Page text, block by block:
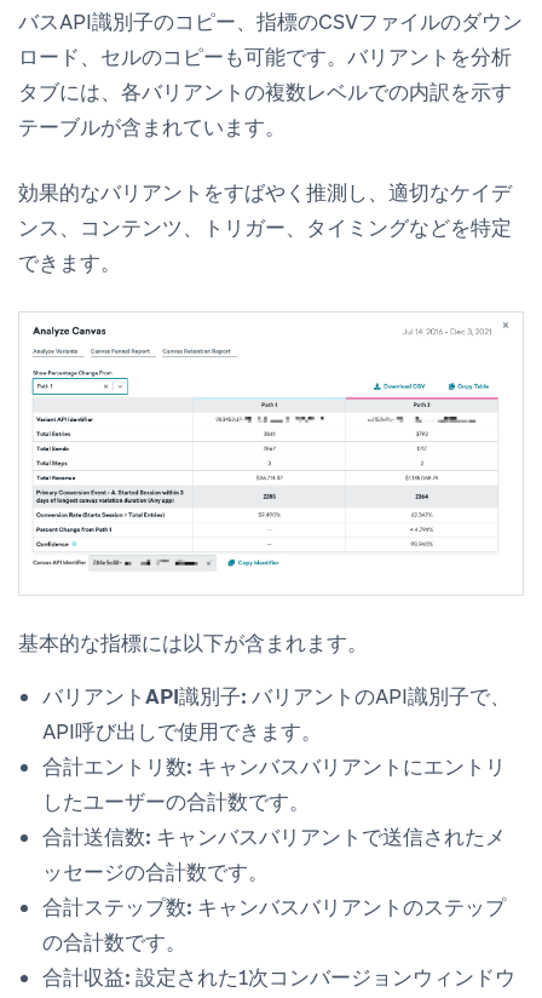
バスAPI識別子のコピー、指標のCSVファイルのダウン
ロード、セルのコピーも可能です。 バリアントを分析
タブには、各バリアントの複数レベルでの内訳を示す
テーブルが含まれています。
効果的なバリアントをすばやく推測し、適切なケイデ
ンス、コンテンツ、トリガー、タイミングなどを特定
できます。
基本的な指標には以下が含まれます。
バリアントAPI識別子: バリアントのAPI識別子で、
API呼び出しで使用できます。
合計エントリ数: キャンバスバリアントにエントリ
したユーザーの合計数です。
合計送信数: キャンバスバリアントで送信されたメ
ッセージの合計数です。
合計ステップ数: キャンバスバリアントのステップ
の合計数です。
合計収益: 設定された1次コンバージョンウィンドウ